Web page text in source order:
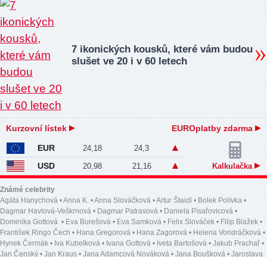
7 ikonických kousků, které vám budou
slušet ve 20 i v 60 letech
Kurzovní lístek EUROplatby zdarma
EUR 24,18 24,3
USD 20,98 21,16 Kalkulačka
Známé celebrity
Agáta Hanychová •Anna K. •Anna Slováčková •Artur Štaidl • Bolek Polívka •
Dagmar Havlová-Veškrnová • Dagmar Patrasová • Daniela Písařovicová •
Dominika Gottová • Eva Burešová • Eva Samková • Felix Slováček • Filip Blažek •
František Ringo Čech • Hana Gregorová • Hana Zagorová • Helena Vondráčková •
Hynek Čermák • Iva Kubelková • Ivana Gottová • Iveta Bartošová • Jakub Prachař •
Jan Čenský • Jan Kraus • Jana Adamcová Nováková • Jana Boušková • Jaroslava